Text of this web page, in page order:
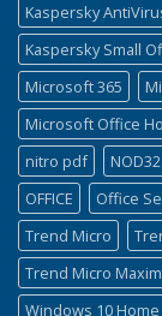
Kaspersky
Kaspersky Small
Microsoft 365
Microsoft Office
nitro pdf
NOD32
OFFICE
Office
Trend Micro
Trend Micro
Windows 10 Home